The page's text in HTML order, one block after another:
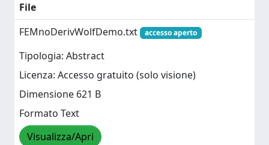
File
FEMnoDerivWolfDemo.txt
accesso aperto
Tipologia: Abstract
Licenza: Accesso gratuito (solo visione)
Dimensione 621 B
Formato Text
Visualizza/Apri